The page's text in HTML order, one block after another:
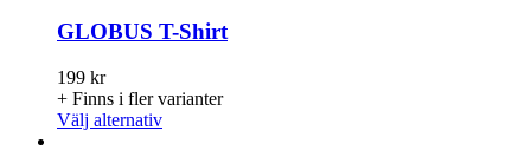
på
produktsidan
GLOBUS T-Shirt
199 kr
+ Finns i fler varianter
Välj alternativDen